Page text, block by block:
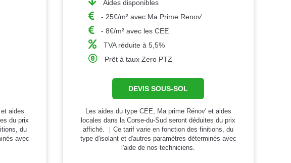
aides
du prix
du
avec
Aides disponibles
- 25€/m² avec Ma Prime Renov'
- 8€/m² avec les CEE
TVA réduite à 5,5%
Prêt à taux Zero PTZ
DEVIS SOUS-SOL
Les aides du type CEE, Ma prime Rénov' et aides
locales dans la Corse-du-Sud seront déduites du prix
affiché. ｜Ce tarif varie en fonction des finitions, du
type d'isolant et d'autres paramètres déterminés avec
l'aide de nos techniciens.